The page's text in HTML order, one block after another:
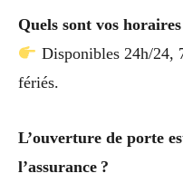
Quels sont vos
Disponibles 24h/24,
fériés.
L’ouverture de porte
l’assurance ?